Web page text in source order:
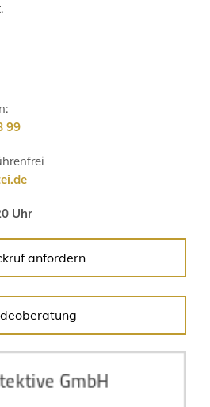
99
Uhr
anfordern